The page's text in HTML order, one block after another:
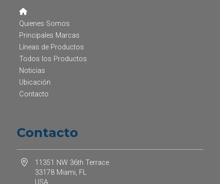
Quienes Somos
Principales Marcas
Líneas de Productos
Todos los Productos
Noticias
Ubicación
Contacto
Contacto
11351 NW 36th Terrace
33178 Miami, FL
USA